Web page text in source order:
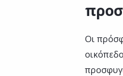
Οι